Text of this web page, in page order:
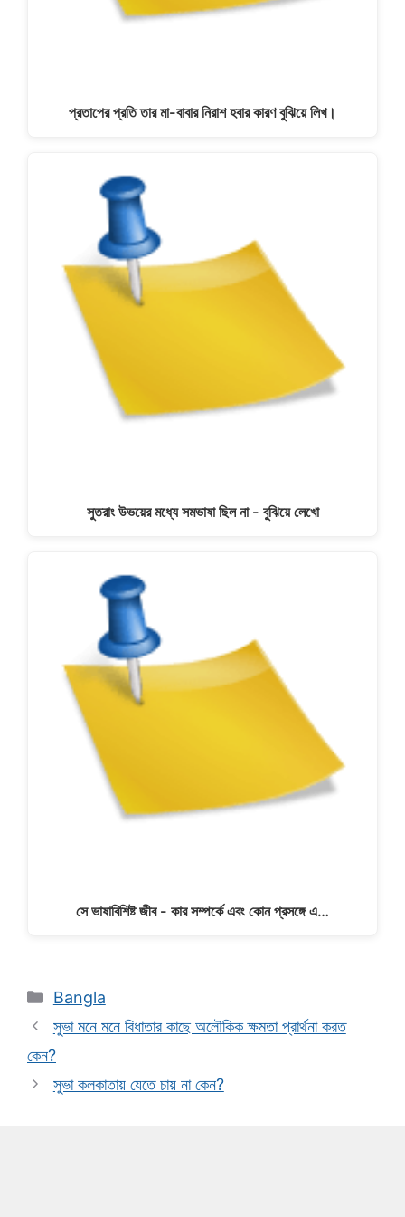
প্রতাপের প্রতি তার মা-বাবার নিরাশ হবার কারণ বুঝিয়ে লিখ।
সুতরাং উভয়ের মধ্যে সমভাষা ছিল না - বুঝিয়ে লেখো
সে ভাষাবিশিষ্ট জীব - কার সম্পর্কে এবং কোন প্রসঙ্গে এ…
Categories
Bangla
সুভা মনে মনে বিধাতার কাছে অলৌকিক ক্ষমতা প্রার্থনা করত
কেন?
সুভা কলকাতায় যেতে চায় না কেন?